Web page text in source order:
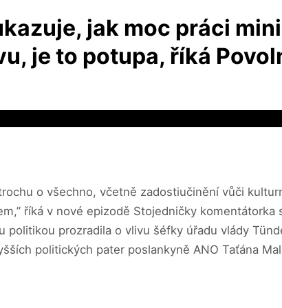
jak moc práci
je to potupa, říká
o všechno, včetně zadostiučinění vůči
říká v nové epizodě Stojedničky komentátorka
politikou prozradila o vlivu šéfky úřadu vlády
politických pater poslankyně ANO Taťána